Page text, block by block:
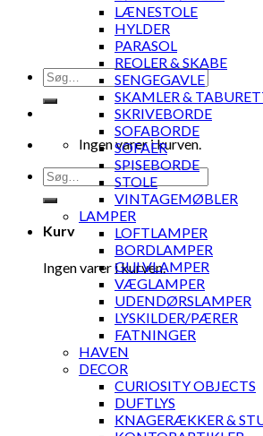
Søg
efter:
Ingen varer i kurven.
Søg
efter:
Kurv
Ingen varer i kurven.
LÆNESTOLE
HYLDER
PARASOL
REOLER & SKABE
SENGEGAVLE
SKAMLER &
SKRIVEBORDE
SOFABORDE
SOFAER
SPISEBORDE
STOLE
VINTAGEMØBLER
LAMPER
LOFTLAMPER
BORDLAMPER
GULVLAMPER
VÆGLAMPER
UDENDØRSLAMPER
LYSKILDER/PÆRER
FATNINGER
HAVEN
DECOR
CURIOSITY OBJECTS
DUFTLYS
KNAGERÆKKER &